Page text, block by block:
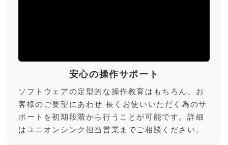
安心の操作サポート
ソフトウェアの定型的な操作教育はもちろん、お
客様のご要望にあわせ 長くお使いいただく為のサ
ポートを初期段階から行うことが可能です。詳細
はユニオンシンク担当営業までご相談ください。